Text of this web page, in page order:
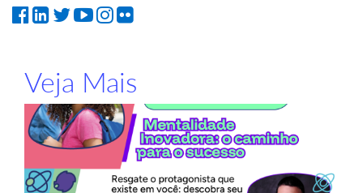
Veja Mais